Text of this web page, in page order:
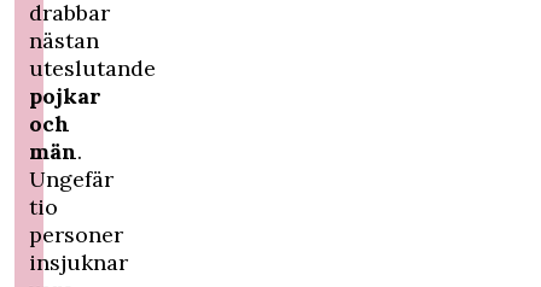
drabbar
nästan
uteslutande
pojkar
och
män.
Ungefär
tio
personer
insjuknar